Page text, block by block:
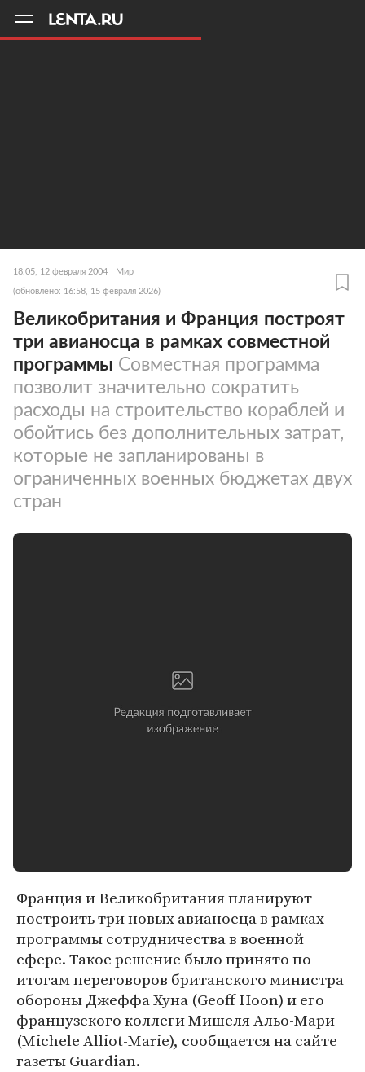
18:05, 12 февраля 2004 Мир
(обновлено: 16:58, 15 февраля 2026)
Великобритания и Франция построят
три авианосца в рамках совместной
программы Совместная программа
позволит значительно сократить
расходы на строительство кораблей и
обойтись без дополнительных затрат,
которые не запланированы в
ограниченных военных бюджетах двух
стран
Франция и Великобритания планируют
построить три новых авианосца в рамках
программы сотрудничества в военной
сфере. Такое решение было принято по
итогам переговоров британского министра
обороны Джеффа Хуна (Geoff Hoon) и его
французского коллеги Мишеля Альо-Мари
(Michele Alliot-Marie), сообщается на сайте
газеты Guardian.